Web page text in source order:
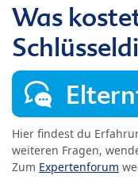
Was
Hier findest du
weiteren Fragen,
Zum Expertenforum